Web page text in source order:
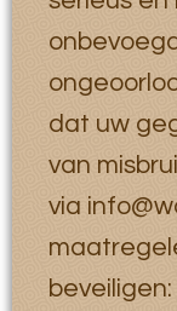
dat uw
van
via
beveiligen: